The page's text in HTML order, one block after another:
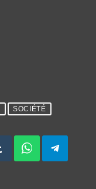
SOCIÉTÉ